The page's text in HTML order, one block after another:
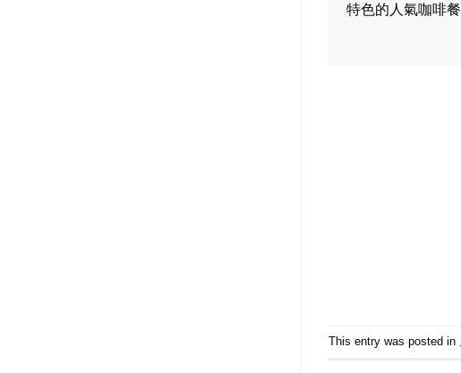
特色的人氣咖啡餐
This entry was posted in